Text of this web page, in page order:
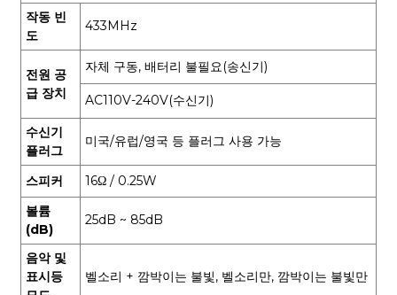
작동 빈
도
433MHz
전원 공
급 장치
자체 구동, 배터리 불필요(송신기)
AC110V-240V(수신기)
수신기
플러그
미국/유럽/영국 등 플러그 사용 가능
스피커
16Ω / 0.25W
볼륨
(dB)
25dB ~ 85dB
음악 및
표시등
벨소리 + 깜박이는 불빛, 벨소리만, 깜박이는 불빛만